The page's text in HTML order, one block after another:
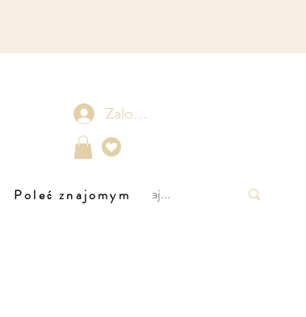
Zaloguj się
Poleć znajomym